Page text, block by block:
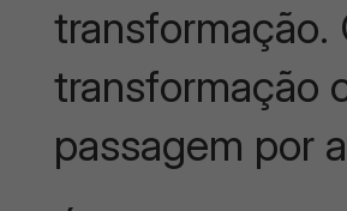
transformação.
transformação
passagem por